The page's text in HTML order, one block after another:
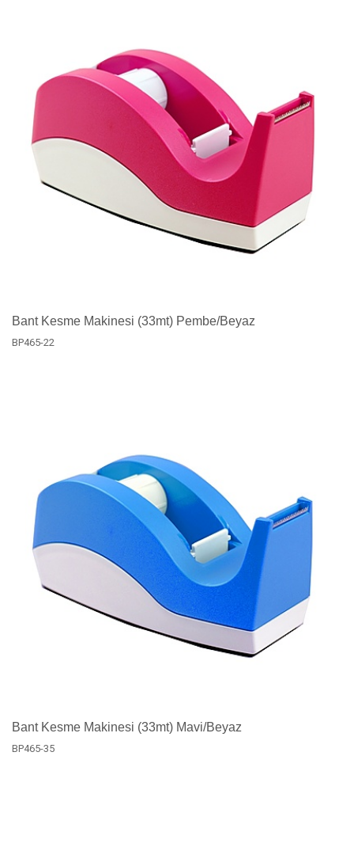
Bant Kesme Makinesi (33mt) Pembe/Beyaz
BP465-22
Bant Kesme Makinesi (33mt) Mavi/Beyaz
BP465-35